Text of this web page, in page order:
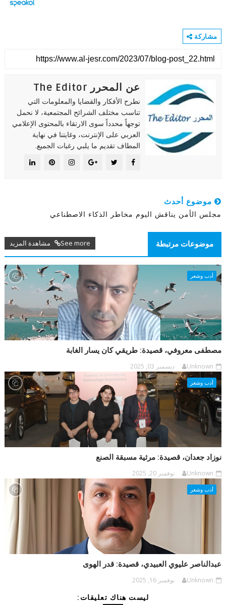
مشاركة
عن المحرر The Editor
نطرح الأفكار والقضايا والمعلومات التي
تناسب مختلف الشرائح المجتمعية، لا نحمل
توجهاً محدداً سوى الارتقاء بالمحتوى الإعلامي
العربي على الإنترنت، وغايتنا في نهاية
المطاف تقديم ما يلبي رغبات الجميع.
موضوع أحدث
مجلس الأمن يناقش اليوم مخاطر الذكاء الاصطناعي
موضوعات مرتبطة See more مشاهدة المزيد
أدب وشعر
مصطفى معروفي، قصيدة: طريقي كان يسار الغابة
Unknown ديسمبر 03, 2025
أدب وشعر
نوزاد جعدان، قصيدة: مرثية مسبقة الصنع
Unknown نوفمبر 20, 2025
أدب وشعر
عبدالناصر عليوي العبيدي، قصيدة: قدر الهوى
Unknown نوفمبر 16, 2025
ليست هناك تعليقات: